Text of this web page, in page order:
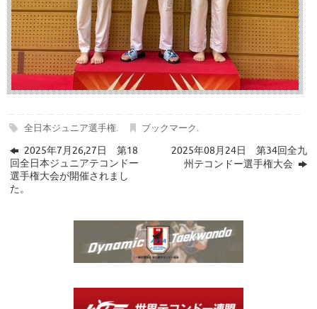
全日本ジュニア選手権. ブックマーク.
2025年7月26,27日 第18
回全日本ジュニアテコンドー
選手権大会が開催されまし
た。
2025年08月24日 第34回全九
州テコンドー選手権大会